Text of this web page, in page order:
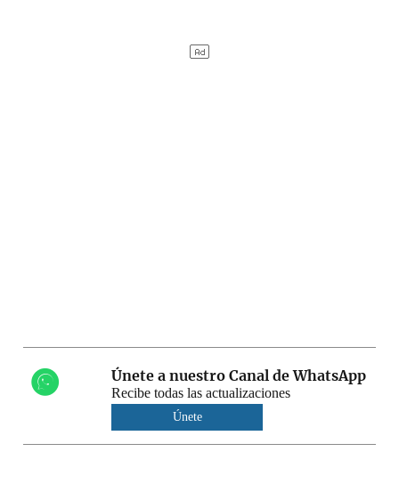
Únete a nuestro Canal de WhatsApp
Recibe todas las actualizaciones
Únete